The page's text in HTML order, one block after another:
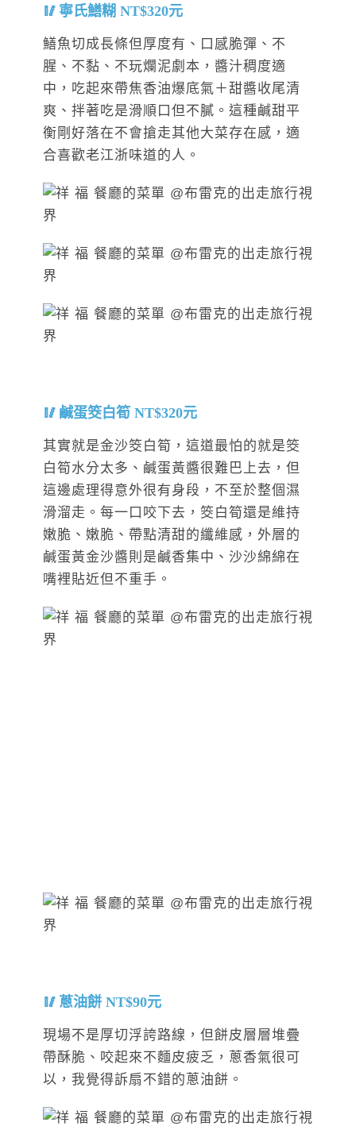
寧氏鱔糊 NT$320元
鱔魚切成長條但厚度有、口感脆彈、不
腥、不黏、不玩爛泥劇本，醬汁稠度適
中，吃起來帶焦香油爆底氣＋甜醬收尾清
爽、拌著吃是滑順口但不膩。這種鹹甜平
衡剛好落在不會搶走其他大菜存在感，適
合喜歡老江浙味道的人。
鹹蛋筊白筍 NT$320元
其實就是金沙筊白筍，這道最怕的就是筊
白筍水分太多、鹹蛋黃醬很難巴上去，但
這邊處理得意外很有身段，不至於整個濕
滑溜走。每一口咬下去，筊白筍還是維持
嫩脆、嫩脆、帶點清甜的纖維感，外層的
鹹蛋黃金沙醬則是鹹香集中、沙沙綿綿在
嘴裡貼近但不重手。
蔥油餅 NT$90元
現場不是厚切浮誇路線，但餅皮層層堆疊
帶酥脆、咬起來不麵皮疲乏，蔥香氣很可
以，我覺得訴扇不錯的蔥油餅。